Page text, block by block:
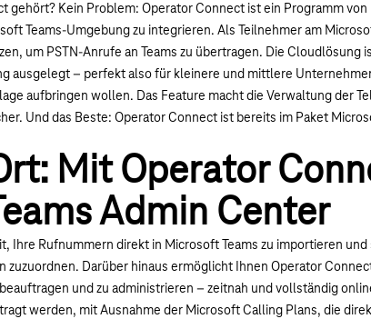
gehört? Kein Problem: Operator Connect ist ein Programm
Teams-Umgebung zu integrieren. Als Teilnehmer am
um PSTN-Anrufe an Teams zu übertragen. Die Cloudlösung
ausgelegt – perfekt also für kleinere und mittlere
aufbringen wollen. Das Feature macht die Verwaltung der
Und das Beste: Operator Connect ist bereits im Paket
Mit Operator
Admin Center
Ihre Rufnummern direkt in Microsoft Teams zu importieren und
Darüber hinaus ermöglicht Ihnen Operator
und zu administrieren – zeitnah und vollständig
werden, mit Ausnahme der Microsoft Calling Plans, die